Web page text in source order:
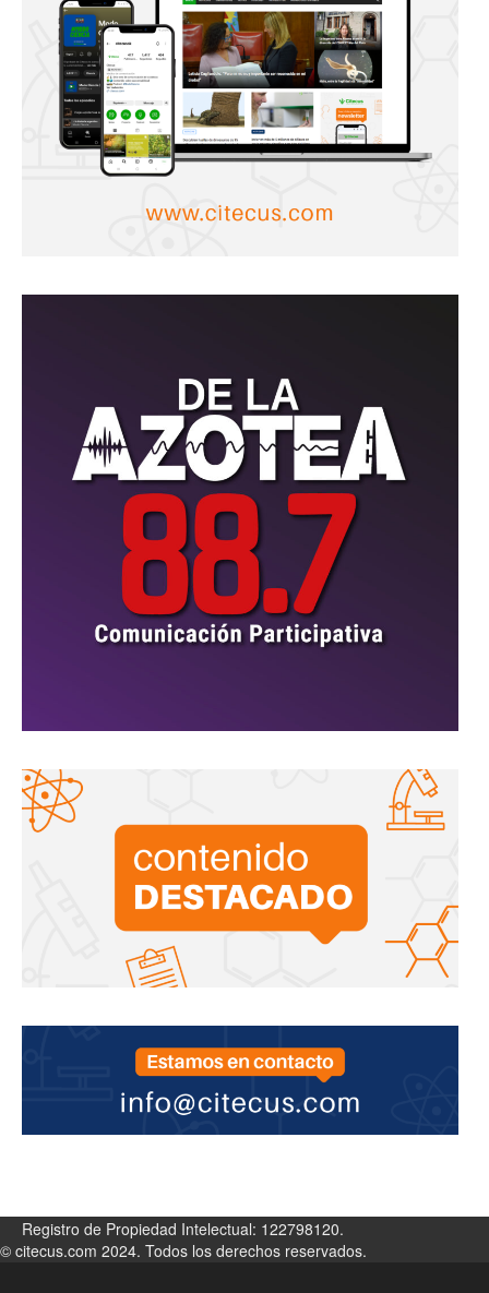
Registro de Propiedad Intelectual: 122798120.
© citecus.com 2024. Todos los derechos reservados.